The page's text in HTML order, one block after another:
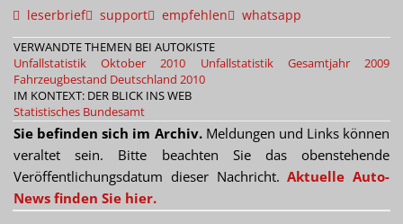
leserbrief support empfehlen whatsapp
VERWANDTE THEMEN BEI AUTOKISTE
Unfallstatistik Oktober 2010
Unfallstatistik Gesamtjahr 2009
Fahrzeugbestand Deutschland 2010
IM KONTEXT: DER BLICK INS WEB
Statistisches Bundesamt
Sie befinden sich im Archiv.Meldungen und Links können
veraltet sein. Bitte beachten Sie das obenstehende
Veröffentlichungsdatum dieser Nachricht.Aktuelle Auto-
News finden Sie hier.